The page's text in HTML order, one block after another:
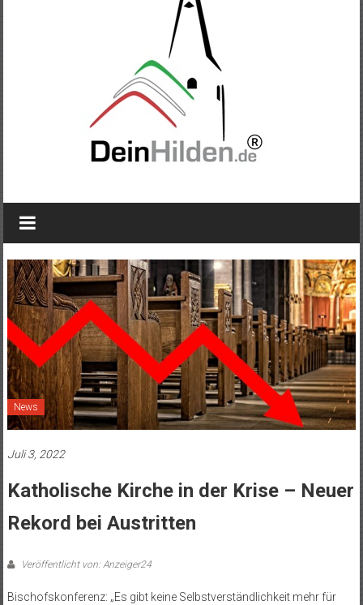
News
Juli 3, 2022
Katholische Kirche in der Krise – Neuer
Rekord bei Austritten
Veröffentlicht von: Anzeiger24
Bischofskonferenz: „Es gibt keine Selbstverständlichkeit mehr für